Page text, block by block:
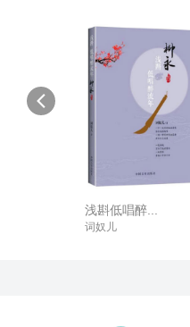
浅斟低唱醉...
词奴儿